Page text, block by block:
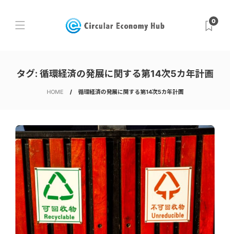
0
タグ: 循環経済の発展に関する第14次5カ年計画
HOME 循環経済の発展に関する第14次5カ年計画